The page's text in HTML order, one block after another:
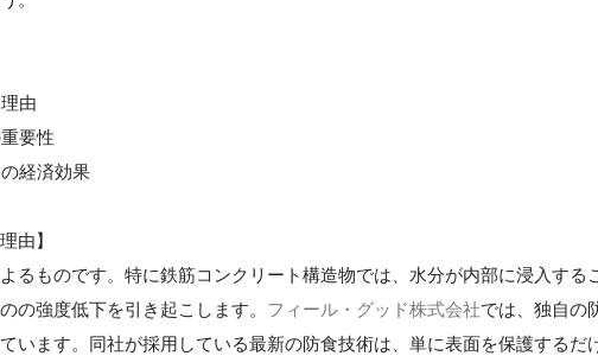
由
要性
経済効果
由】
るものです。特に鉄筋コンクリート構造物では、水分が内部に浸入する
の強度低下を引き起こします。 フィール・グッド株式会社では、独自の
います。同社が採用している最新の防食技術は、単に表面を保護するだ